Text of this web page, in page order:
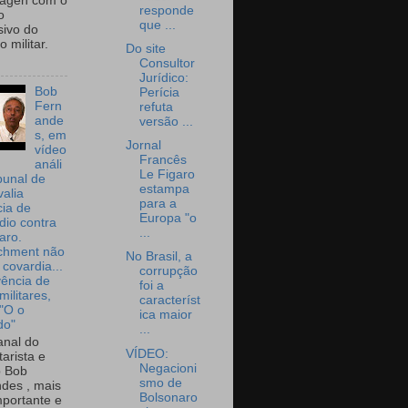
do
militar.
Bob
Fern
ande
s, em
vídeo
análi
de
de
contra
não
de
o
do
e
Bob
, mais
e
responde
que ...
Do site
Consultor
Jurídico:
Perícia
refuta
versão ...
Jornal
Francês
Le Figaro
estampa
para a
Europa "o
...
No Brasil, a
corrupção
foi a
característ
ica maior
...
VÍDEO:
Negacioni
smo de
Bolsonaro